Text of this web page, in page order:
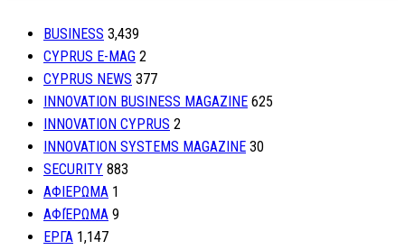
BUSINESS 3,439
CYPRUS E-MAG 2
CYPRUS NEWS 377
INNOVATION BUSINESS MAGAZINE 625
INNOVATION CYPRUS 2
INNOVATION SYSTEMS MAGAZINE 30
SECURITY 883
ΑΦΙΕΡΩΜΑ 1
ΑΦΙΈΡΩΜΑ 9
ΕΡΓΑ 1,147